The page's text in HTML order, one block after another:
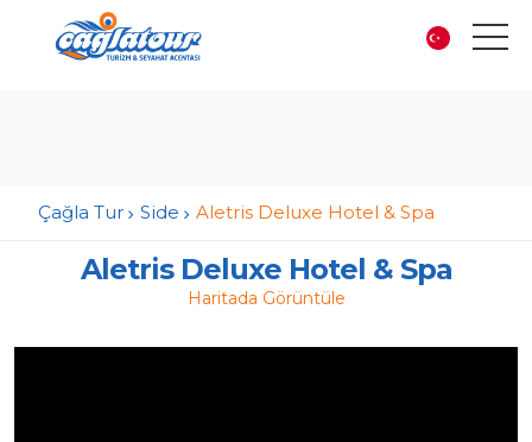
Çağla Tur Side Aletris Deluxe Hotel & Spa
Aletris Deluxe Hotel & Spa
Haritada Görüntüle